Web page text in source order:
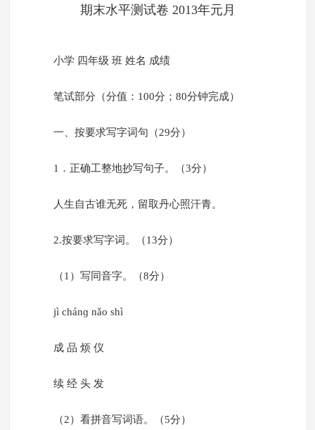
期末水平测试卷 2013年元月
小学 四年级 班 姓名 成绩
笔试部分（分值：100分；80分钟完成）
一、按要求写字词句（29分）
1．正确工整地抄写句子。（3分）
人生自古谁无死，留取丹心照汗青。
2.按要求写字词。（13分）
（1）写同音字。（8分）
jì chánɡ nǎo shì
成 品 烦 仪
续 经 头 发
（2）看拼音写词语。（5分）